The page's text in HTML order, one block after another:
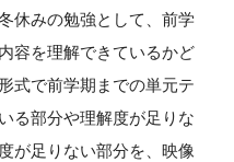
休みの勉強として、前学
容を理解できているかど
式で前学期までの単元テ
る部分や理解度が足りな
が足りない部分を、映像